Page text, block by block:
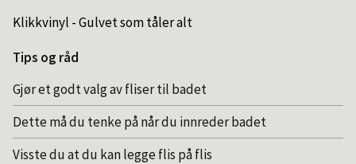
Klikkvinyl - Gulvet som tåler alt
Tips og råd
Gjør et godt valg av fliser til badet
Dette må du tenke på når du innreder badet
Visste du at du kan legge flis på flis